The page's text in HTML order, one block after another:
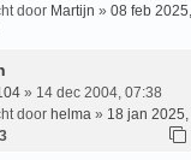
door Martijn » 08 feb
» 14 dec 2004, 07:38
door helma » 18 jan